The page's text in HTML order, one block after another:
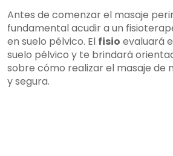
Antes de comenzar el masaje
fundamental acudir a un
en suelo pélvico. El fisio evaluará
suelo pélvico y te brindará
sobre cómo realizar el masaje de
y segura.